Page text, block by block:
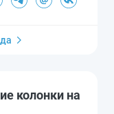
колонки на